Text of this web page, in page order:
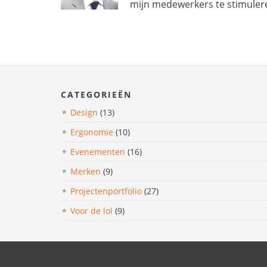
mijn medewerkers te
CATEGORIEËN
Design (13)
Ergonomie (10)
Evenementen (16)
Merken (9)
Projectenportfolio (27)
Voor de lol (9)